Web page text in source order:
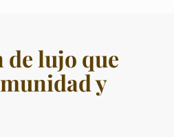
de lujo que
y